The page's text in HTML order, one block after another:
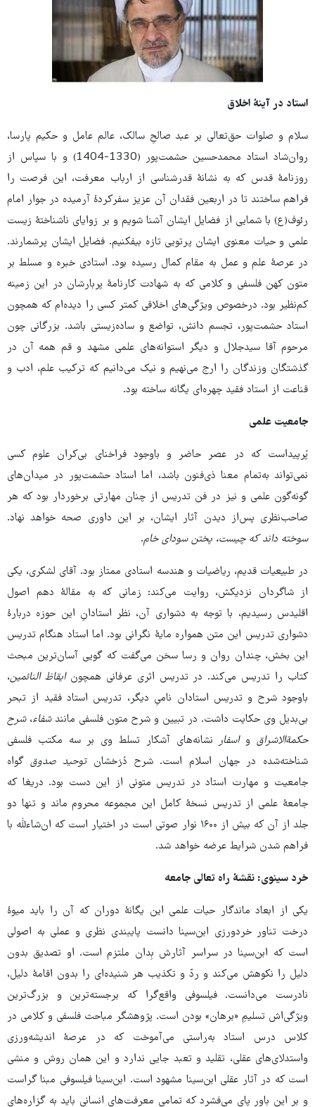
استاد در آینۀ اخلاق
سلام و صلوات حق‌تعالی بر عبد صالحِ سالک، عالم عامل و حکیم پارسا،
روان‌شاد استاد محمدحسین حشمت‌پور (1330-1404) و با سپاس از
روزنامۀ قدس که به نشانۀ قدرشناسی از ارباب معرفت، این فرصت را
فراهم ساختند تا در اربعین فقدان آن عزیز سفرکردۀ آرمیده در جوار امام
رئوف(ع) با شمایی از فضایل ایشان آشنا شویم و بر زوایای ناشناختۀ زیست
علمی و حیات معنوی ایشان پرتویی تازه بیفکنیم. فضایل ایشان پرشمارند.
در عرصۀ علم و عمل به مقام کمال رسیده بود. استادی خبره و مسلط بر
متون کهن فلسفی و کلامی که به شهادت کارنامۀ پربارشان در این زمینه
کم‌نظیر بود. درخصوص ویژگی‌های اخلاقی کمتر کسی را دیده‌ام که همچون
استاد حشمت‌پور، تجسم دانش، تواضع و ساده‌زیستی باشد. بزرگانی چون
مرحوم آقا سیدجلال و دیگر استوانه‌های علمی مشهد و قم همه آن در
گذشتگان وزندگان را ارج می‌نهیم و نیک می‌دانیم که ترکیب علم، ادب و
قناعت از استاد فقید چهره‌ای یگانه ساخته بود.
جامعیت علمی
پُرپیداست که در عصر حاضر و باوجود فراخنای بی‌کران علوم کسی
نمی‌تواند به‌تمام معنا ذی‌فنون باشد، اما استاد حشمت‌پور در میدان‌های
گونه‌گون علمی و نیز در فن تدریس از چنان مهارتی برخوردار بود که هر
صاحب‌نظری پس‌از دیدن آثار ایشان، بر این داوری صحه خواهد نهاد.
سوخته داند که چیست، پختن سودای خام.
در طبیعیات قدیم، ریاضیات و هندسه استادی ممتاز بود. آقای لشکری، یکی
از شاگردان نزدیکش، روایت می‌کند: زمانی که به مقالۀ دهم اصول
اقلیدس ‌رسیدیم، با توجه به دشواری‌ آن، نظر استادانِ این حوزه دربارۀ
دشواری تدریس این متن همواره مایۀ نگرانی بود. اما استاد هنگام تدریس
این بخش، چندان روان و رسا سخن می‌گفت که گویی آسان‌ترین مبحث
کتاب را تدریس می‌کند. در تدریس اثری عرفانی همچونایقاظ‌ النائمین،
باوجود شرح و تدریس استادان نامیِ دیگر، تدریس استاد فقید از تبحر
بی‌بدیل وی حکایت داشت. در تبیین و شرح متون فلسفی مانندشفاء،شرح
حکمةالاشراقواسفار نشانه‌های آشکار تسلط وی بر سه مکتب فلسفی
شناخته‌شده در جهان اسلام است. شرح دُرَخشانتوحید صدوق گواه
جامعیت و مهارت استاد در تدریس متونی از این دست بود. دریغا که
جامعۀ علمی از تدریس نسخۀ کامل این مجموعه محروم ماند و تنها دو
جلد از آن که بیش از ۱۶۰۰ نوار صوتی است در اختیار است که ان‌شاءلله با
فراهم شدن شرایط عرضه خواهد شد.
خرد سینوی: نقشۀ راه تعالی جامعه
یکی از ابعاد ماندگار حیات علمی این یگانۀ دوران که آن را باید میوۀ
درخت تناور خردورزی ابن‌سینا دانست پایبندی نظری و عملی به اصولی
است که ابن‌سینا در سراسر آثارش بِدان ملتزم است. او تصدیق بدون
دلیل را نکوهش می‌کند و ردّ و تکذیب هر شنیده‌ای را بدون اقامۀ دلیل،
نادرست می‌دانست. فیلسوفی واقع‌گرا که برجسته‌ترین و بزرگ‌ترین
ویژگی‌اش تسلیمِ «برهان» بودن است. پژوهشگر مباحث فلسفی و کلامی در
کلاس درس استاد به‌راستی می‌آموخت که در عرصۀ اندیشه‌ورزی
واستدلای‌های عقلی، تقلید و تعبد جایی ندارد و این همان روش و منشی
است که در آثار عقلی ابن‌سینا مشهود است. ابن‌سینا فیلسوفی مبنا گراست
و بر این باور پای می‌فشرد که تمامی معرفت‌های انسانی باید به گزاره‌های